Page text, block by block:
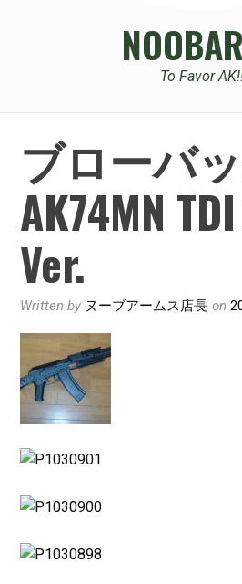
To Favor
ブローバ
AK74MN
Ver.
Written by ヌーブアームス店長 on